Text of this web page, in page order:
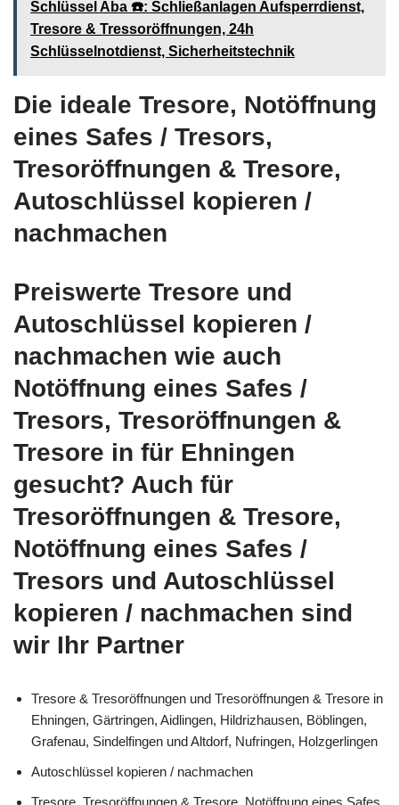
Schlüssel Aba ☎️: Schließanlagen Aufsperrdienst,
Tresore & Tressoröffnungen, 24h
Schlüsselnotdienst, Sicherheitstechnik
Die ideale Tresore, Notöffnung
eines Safes / Tresors,
Tresoröffnungen & Tresore,
Autoschlüssel kopieren /
nachmachen
Preiswerte Tresore und
Autoschlüssel kopieren /
nachmachen wie auch
Notöffnung eines Safes /
Tresors, Tresoröffnungen &
Tresore in für Ehningen
gesucht? Auch für
Tresoröffnungen & Tresore,
Notöffnung eines Safes /
Tresors und Autoschlüssel
kopieren / nachmachen sind
wir Ihr Partner
Tresore & Tresoröffnungen und Tresoröffnungen & Tresore in
Ehningen, Gärtringen, Aidlingen, Hildrizhausen, Böblingen,
Grafenau, Sindelfingen und Altdorf, Nufringen, Holzgerlingen
Autoschlüssel kopieren / nachmachen